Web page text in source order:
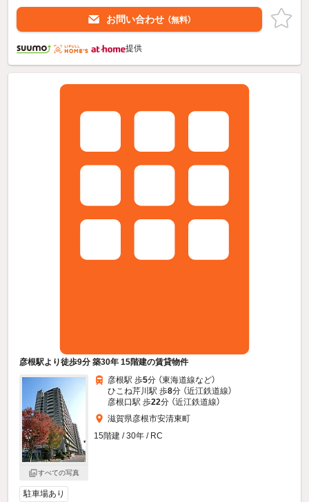
お問い合わせ （無料）
提供
彦根駅より徒歩9分 築30年 15階建の賃貸物件
すべての写真
彦根駅 歩5分 （東海道線など）
ひこね芹川駅 歩8分 （近江鉄道線）
彦根口駅 歩22分 （近江鉄道線）
滋賀県彦根市安清東町
15階建 / 30年 / RC
駐車場あり